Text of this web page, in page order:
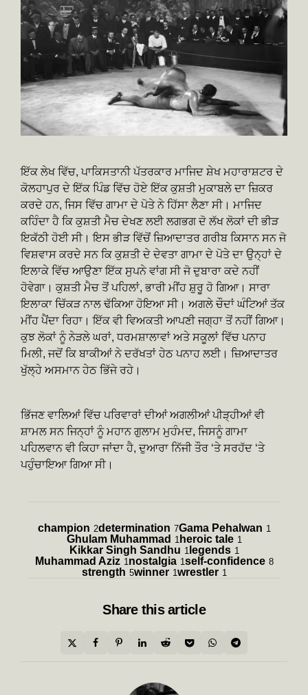
ਇੱਕ ਲੇਖ ਵਿੱਚ, ਪਾਕਿਸਤਾਨੀ ਪੱਤਰਕਾਰ ਮਾਜਿਦ ਸ਼ੇਖ ਮਹਾਰਾਸ਼ਟਰ ਦੇ
ਕੋਲਹਾਪੁਰ ਦੇ ਇੱਕ ਪਿੰਡ ਵਿੱਚ ਹੋਏ ਇੱਕ ਕੁਸ਼ਤੀ ਮੁਕਾਬਲੇ ਦਾ ਜ਼ਿਕਰ
ਕਰਦੇ ਹਨ, ਜਿਸ ਵਿੱਚ ਗਾਮਾ ਦੇ ਪੋਤੇ ਨੇ ਹਿੱਸਾ ਲੈਣਾ ਸੀ। ਮਾਜਿਦ
ਕਹਿੰਦਾ ਹੈ ਕਿ ਕੁਸ਼ਤੀ ਮੈਚ ਦੇਖਣ ਲਈ ਲਗਭਗ ਦੋ ਲੱਖ ਲੋਕਾਂ ਦੀ ਭੀੜ
ਇਕੱਠੀ ਹੋਈ ਸੀ। ਇਸ ਭੀੜ ਵਿੱਚੋਂ ਜ਼ਿਆਦਾਤਰ ਗਰੀਬ ਕਿਸਾਨ ਸਨ ਜੋ
ਵਿਸ਼ਵਾਸ ਕਰਦੇ ਸਨ ਕਿ ਕੁਸ਼ਤੀ ਦੇ ਦੇਵਤਾ ਗਾਮਾ ਦੇ ਪੋਤੇ ਦਾ ਉਨ੍ਹਾਂ ਦੇ
ਇਲਾਕੇ ਵਿੱਚ ਆਉਣਾ ਇੱਕ ਸੁਪਨੇ ਵਾਂਗ ਸੀ ਜੋ ਦੁਬਾਰਾ ਕਦੇ ਨਹੀਂ
ਹੋਵੇਗਾ। ਕੁਸ਼ਤੀ ਮੈਚ ਤੋਂ ਪਹਿਲਾਂ, ਭਾਰੀ ਮੀਂਹ ਸ਼ੁਰੂ ਹੋ ਗਿਆ। ਸਾਰਾ
ਇਲਾਕਾ ਚਿੱਕੜ ਨਾਲ ਢੱਕਿਆ ਹੋਇਆ ਸੀ। ਅਗਲੇ ਚੌਦਾਂ ਘੰਟਿਆਂ ਤੱਕ
ਮੀਂਹ ਪੈਂਦਾ ਰਿਹਾ। ਇੱਕ ਵੀ ਵਿਅਕਤੀ ਆਪਣੀ ਜਗ੍ਹਾ ਤੋਂ ਨਹੀਂ ਗਿਆ।
ਕੁਝ ਲੋਕਾਂ ਨੂੰ ਨੇੜਲੇ ਘਰਾਂ, ਧਰਮਸ਼ਾਲਾਵਾਂ ਅਤੇ ਸਕੂਲਾਂ ਵਿੱਚ ਪਨਾਹ
ਮਿਲੀ, ਜਦੋਂ ਕਿ ਬਾਕੀਆਂ ਨੇ ਦਰੱਖਤਾਂ ਹੇਠ ਪਨਾਹ ਲਈ। ਜ਼ਿਆਦਾਤਰ
ਖੁੱਲ੍ਹੇ ਅਸਮਾਨ ਹੇਠ ਭਿੱਜੇ ਰਹੇ।
ਭਿੱਜਣ ਵਾਲਿਆਂ ਵਿੱਚ ਪਰਿਵਾਰਾਂ ਦੀਆਂ ਅਗਲੀਆਂ ਪੀੜ੍ਹੀਆਂ ਵੀ
ਸ਼ਾਮਲ ਸਨ ਜਿਨ੍ਹਾਂ ਨੂੰ ਮਹਾਨ ਗੁਲਾਮ ਮੁਹੰਮਦ, ਜਿਸਨੂੰ ਗਾਮਾ
ਪਹਿਲਵਾਨ ਵੀ ਕਿਹਾ ਜਾਂਦਾ ਹੈ, ਦੁਆਰਾ ਨਿੱਜੀ ਤੌਰ ‘ਤੇ ਸਰਹੱਦ ‘ਤੇ
ਪਹੁੰਚਾਇਆ ਗਿਆ ਸੀ।
champion 2determination 7Gama Pehalwan 1
Ghulam Muhammad 1 heroic tale 1
Kikkar Singh Sandhu 1 legends 1
Muhammad Aziz 1 nostalgia 1 self-confidence 8
strength 5winner 1 wrestler 1
Share this article